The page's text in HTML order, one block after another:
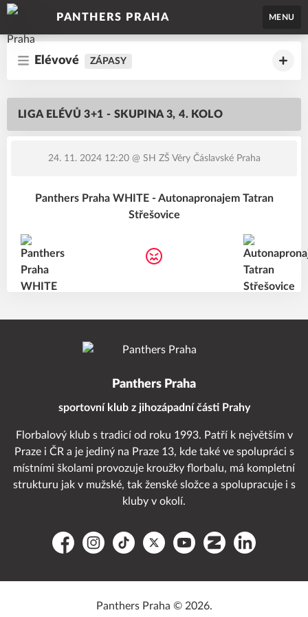
PANTHERS PRAHA MENU
Elévové ZÁPASY
LIGA ELÉVŮ 3+1 - SKUPINA 3, 4. KOLO
24. 11. 2024 12:20@ SH ZŠ Věry Čáslavské Praha
Panthers Praha WHITE - Autonapronajem Tatran
Střešovice
Panthers Praha
sportovní klub z jihozápadní části Prahy
Florbalový klub s tradicí od roku 1993. Patří k největším v
Praze i ČR a je jediný na Praze 13, kde také ve spolupráci s
místními školami provozuje kroužky florbalu, má kompletní
strukturu jak v mužské, tak ženské složce a spolupracuje i s
kluby v okolí.
FacebookInstagram
TikTok Platform XYouTubeZoneramaLinkedIn
Panthers Praha © 2026.